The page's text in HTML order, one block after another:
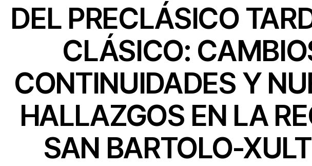
DEL PRECLÁSICO
CLÁSICO:
CONTINUIDADES Y
HALLAZGOS EN LA
SAN BARTOLO-